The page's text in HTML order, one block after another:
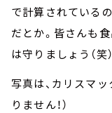
で計算されている
だとか。皆さんも
は守りましょう（笑）
写真は、カリスマッ
りません！）